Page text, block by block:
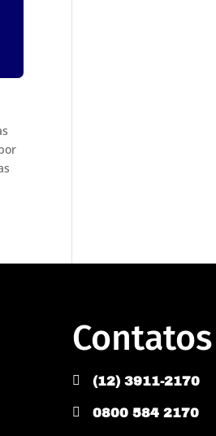
Contatos
 (12) 3911-2170
 0800 584 2170